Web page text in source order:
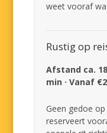
weet vooraf
Rustig op
Afstand ca.
min · Vanaf
Geen gedoe
reserveert